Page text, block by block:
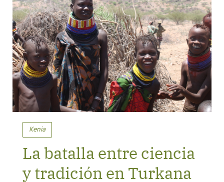
Kenia
La batalla entre ciencia
y tradición en Turkana